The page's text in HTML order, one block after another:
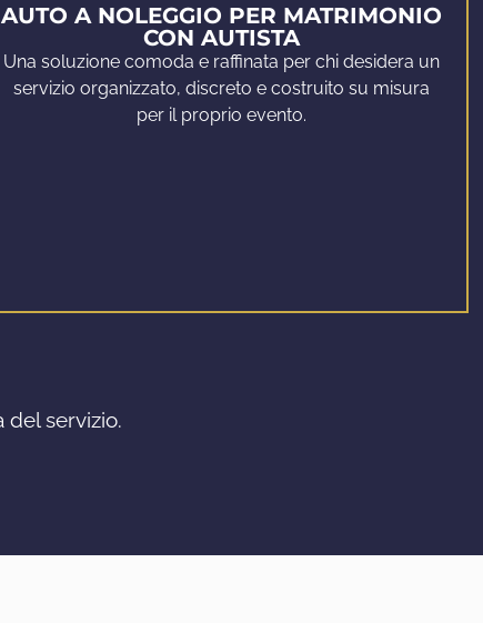
AUTO A NOLEGGIO PER MATRIMONIO
CON AUTISTA
Una soluzione comoda e raffinata per chi desidera un
servizio organizzato, discreto e costruito su misura
per il proprio evento.
del servizio.